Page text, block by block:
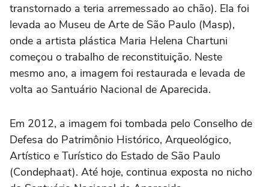
transtornado a teria arremessado ao chão). Ela foi
levada ao Museu de Arte de São Paulo (Masp),
onde a artista plástica Maria Helena Chartuni
começou o trabalho de reconstituição. Neste
mesmo ano, a imagem foi restaurada e levada de
volta ao Santuário Nacional de Aparecida.
Em 2012, a imagem foi tombada pelo Conselho de
Defesa do Patrimônio Histórico, Arqueológico,
Artístico e Turístico do Estado de São Paulo
(Condephaat). Até hoje, continua exposta no nicho